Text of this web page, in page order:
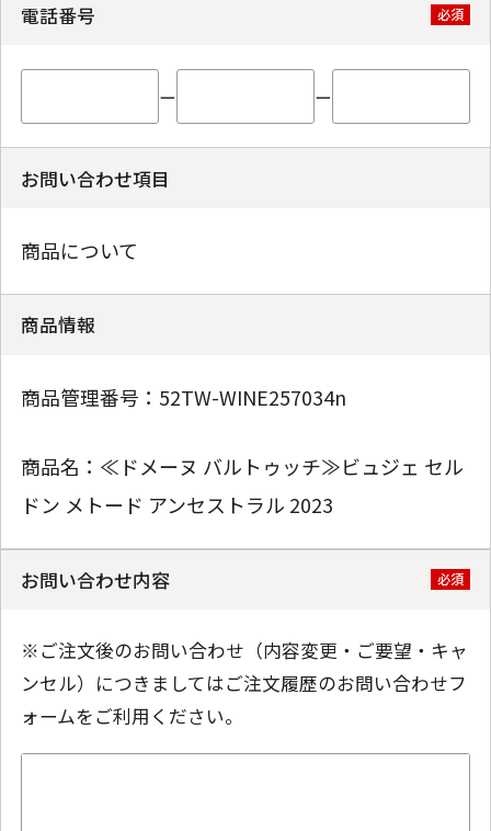
電話番号 必須
ー ー
お問い合わせ項目
商品について
商品情報
商品管理番号： 52TW-WINE257034n
商品名： ≪ドメーヌ バルトゥッチ≫ビュジェ セル
ドン メトード アンセストラル 2023
お問い合わせ内容 必須
※ご注文後のお問い合わせ（内容変更・ご要望・キャ
ンセル）につきましてはご注文履歴のお問い合わせフ
ォームをご利用ください。